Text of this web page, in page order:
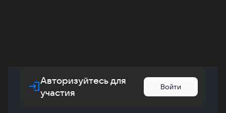
Авторизуйтесь для
участия
Войти